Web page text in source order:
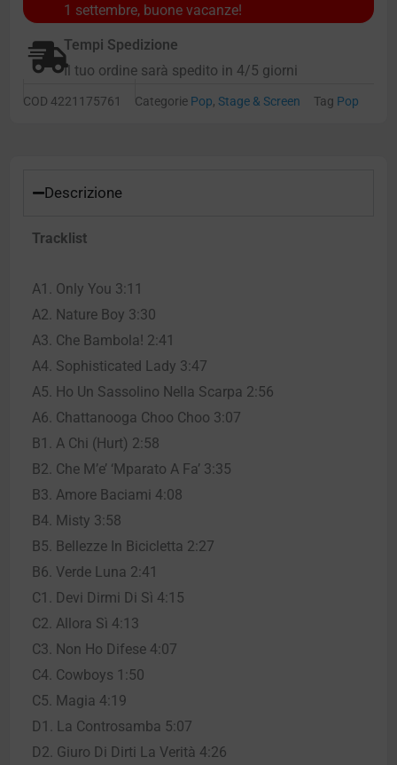
1 settembre, buone vacanze!
Tempi Spedizione
Il tuo ordine sarà spedito in 4/5 giorni
COD 4221175761 Categorie Pop, Stage & Screen Tag Pop
Descrizione
Tracklist
A1. Only You 3:11
A2. Nature Boy 3:30
A3. Che Bambola! 2:41
A4. Sophisticated Lady 3:47
A5. Ho Un Sassolino Nella Scarpa 2:56
A6. Chattanooga Choo Choo 3:07
B1. A Chi (Hurt) 2:58
B2. Che M’e’ ‘Mparato A Fa’ 3:35
B3. Amore Baciami 4:08
B4. Misty 3:58
B5. Bellezze In Bicicletta 2:27
B6. Verde Luna 2:41
C1. Devi Dirmi Di Sì 4:15
C2. Allora Sì 4:13
C3. Non Ho Difese 4:07
C4. Cowboys 1:50
C5. Magia 4:19
D1. La Controsamba 5:07
D2. Giuro Di Dirti La Verità 4:26